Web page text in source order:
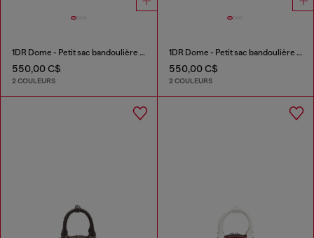
1DR Dome - Petit sac bandoulière en satin et suède
550,00 C$
2 COULEURS
1DR Dome - Petit sac bandoulière en satin et suède
550,00 C$
2 COULEURS